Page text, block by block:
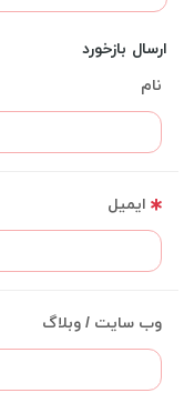
ارسال بازخورد
نام
ایمیل
وب سایت / وبلاگ